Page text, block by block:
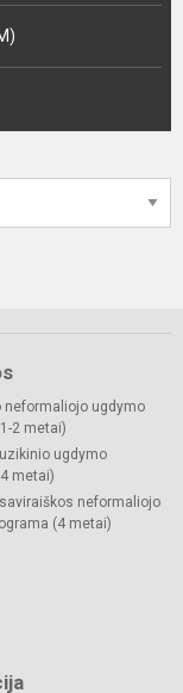
neformaliojo ugdymo
2 metai)
ugdymo
metai)
neformaliojo
(4 metai)